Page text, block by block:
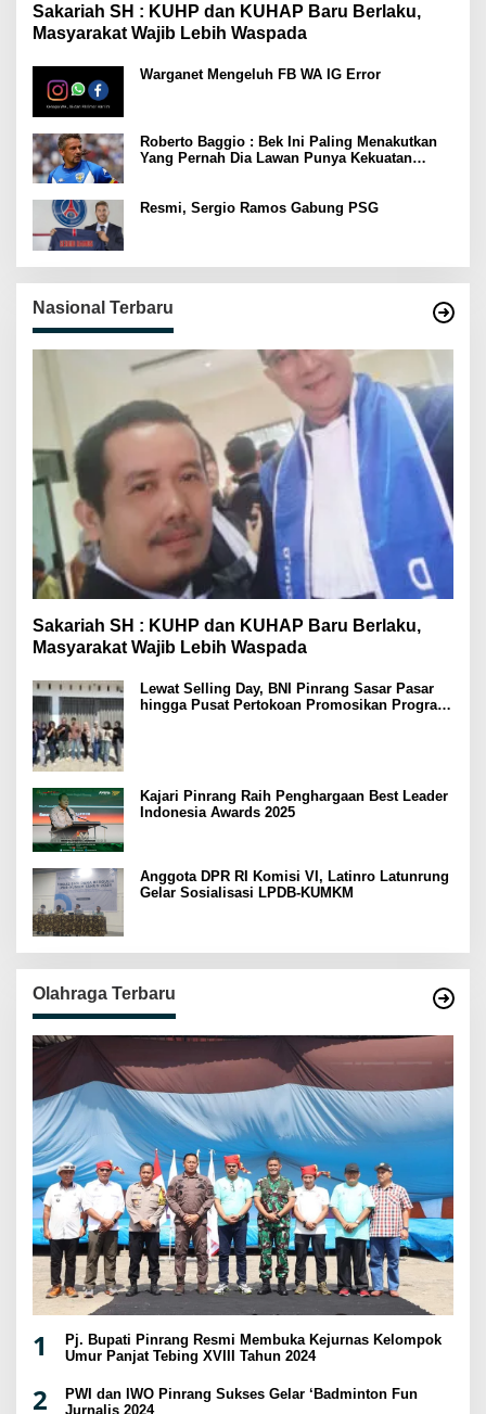
Sakariah SH : KUHP dan KUHAP Baru Berlaku,
Masyarakat Wajib Lebih Waspada
Warganet Mengeluh FB WA IG Error
Roberto Baggio : Bek Ini Paling Menakutkan
Yang Pernah Dia Lawan Punya Kekuatan
Resmi, Sergio Ramos Gabung PSG
Nasional Terbaru
Sakariah SH : KUHP dan KUHAP Baru Berlaku,
Masyarakat Wajib Lebih Waspada
Lewat Selling Day, BNI Pinrang Sasar Pasar
hingga Pusat Pertokoan Promosikan Program
Kajari Pinrang Raih Penghargaan Best Leader
Indonesia Awards 2025
Anggota DPR RI Komisi VI, Latinro Latunrung
Gelar Sosialisasi LPDB-KUMKM
Olahraga Terbaru
1
Pj. Bupati Pinrang Resmi Membuka Kejurnas Kelompok
Umur Panjat Tebing XVIII Tahun 2024
2
PWI dan IWO Pinrang Sukses Gelar ‘Badminton Fun
Jurnalis 2024